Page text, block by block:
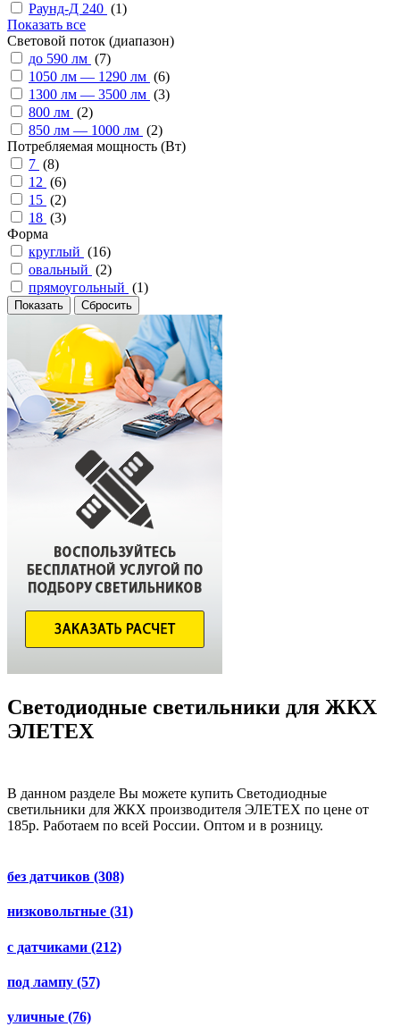
Раунд-Д 240 (1)
Показать все
Cветовой поток (диапазон)
до 590 лм (7)
1050 лм — 1290 лм (6)
1300 лм — 3500 лм (3)
800 лм (2)
850 лм — 1000 лм (2)
Потребляемая мощность (Вт)
7 (8)
12 (6)
15 (2)
18 (3)
Форма
круглый (16)
овальный (2)
прямоугольный (1)
Светодиодные светильники для ЖКХ
ЭЛЕТЕХ
В данном разделе Вы можете купить Светодиодные
светильники для ЖКХ производителя ЭЛЕТЕХ по цене от
185р. Работаем по всей России. Оптом и в розницу.
без датчиков (308)
низковольтные (31)
с датчиками (212)
под лампу (57)
уличные (76)